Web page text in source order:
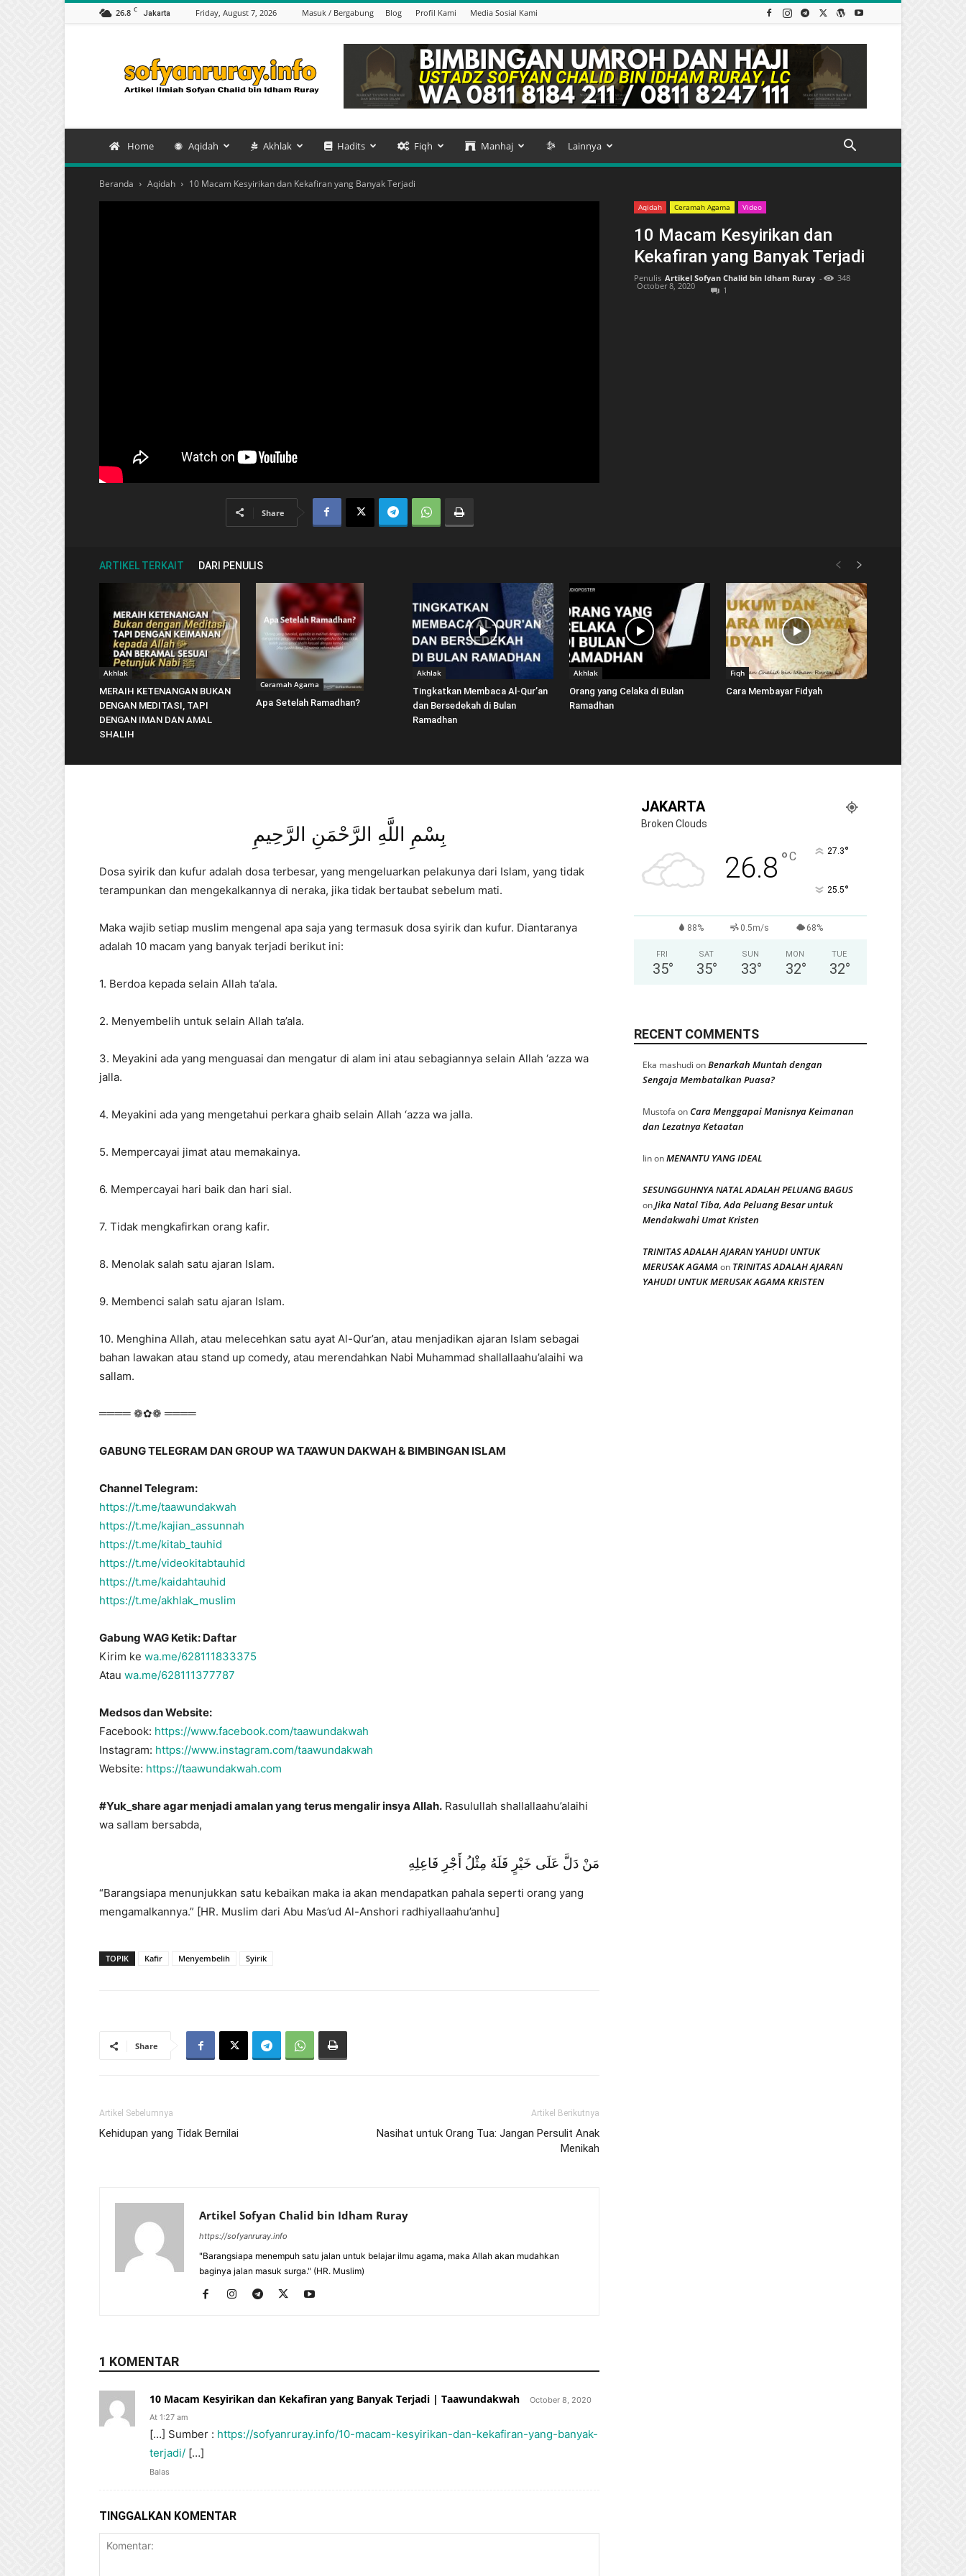
26.8 C Jakarta Friday, August 7, 2026 Masuk / Bergabung Blog Profil Kami Media Sosial Kami
Sofyan
Chalid
bin
Ruray
Home Aqidah Akhlak Hadits Fiqh Manhaj Lainnya
Beranda Aqidah 10 Macam Kesyirikan dan Kekafiran yang Banyak Terjadi
Aqidah Ceramah Agama Video
10 Macam Kesyirikan dan
Kekafiran yang Banyak Terjadi
Penulis Artikel Sofyan Chalid bin Idham Ruray -
October 8, 2020
348
1
Share
ARTIKEL TERKAIT DARI PENULIS
Akhlak
MERAIH KETENANGAN BUKAN
DENGAN MEDITASI, TAPI
DENGAN IMAN DAN AMAL
SHALIH
Ceramah Agama
Apa Setelah Ramadhan?
Akhlak
Tingkatkan Membaca Al-Qur’an
dan Bersedekah di Bulan
Ramadhan
Akhlak
Orang yang Celaka di Bulan
Ramadhan
Fiqh
Cara Membayar Fidyah
بِسْمِ اللَّهِ الرَّحْمَنِ الرَّحِيمِ
Dosa syirik dan kufur adalah dosa terbesar, yang mengeluarkan pelakunya dari Islam, yang tidak
terampunkan dan mengekalkannya di neraka, jika tidak bertaubat sebelum mati.
Maka wajib setiap muslim mengenal apa saja yang termasuk dosa syirik dan kufur. Diantaranya
adalah 10 macam yang banyak terjadi berikut ini:
1. Berdoa kepada selain Allah ta’ala.
2. Menyembelih untuk selain Allah ta’ala.
3. Meyakini ada yang menguasai dan mengatur di alam ini atau sebagiannya selain Allah ‘azza wa
jalla.
4. Meyakini ada yang mengetahui perkara ghaib selain Allah ‘azza wa jalla.
5. Mempercayai jimat atau memakainya.
6. Mempercayai hari baik dan hari sial.
7. Tidak mengkafirkan orang kafir.
8. Menolak salah satu ajaran Islam.
9. Membenci salah satu ajaran Islam.
10. Menghina Allah, atau melecehkan satu ayat Al-Qur’an, atau menjadikan ajaran Islam sebagai
bahan lawakan atau stand up comedy, atau merendahkan Nabi Muhammad shallallaahu’alaihi wa
sallam.
════ ❁✿❁ ════
GABUNG TELEGRAM DAN GROUP WA TA’AWUN DAKWAH & BIMBINGAN ISLAM
Channel Telegram:
https://t.me/taawundakwah
https://t.me/kajian_assunnah
https://t.me/kitab_tauhid
https://t.me/videokitabtauhid
https://t.me/kaidahtauhid
https://t.me/akhlak_muslim
Gabung WAG Ketik: Daftar
Kirim ke wa.me/628111833375
Atau wa.me/628111377787
Medsos dan Website:
Facebook: https://www.facebook.com/taawundakwah
Instagram: https://www.instagram.com/taawundakwah
Website: https://taawundakwah.com
#Yuk_share agar menjadi amalan yang terus mengalir insya Allah. Rasulullah shallallaahu’alaihi
wa sallam bersabda,
مَنْ دَلَّ عَلَى خَيْرٍ فَلَهُ مِثْلُ أَجْرِ فَاعِلِهِ
“Barangsiapa menunjukkan satu kebaikan maka ia akan mendapatkan pahala seperti orang yang
mengamalkannya.” [HR. Muslim dari Abu Mas’ud Al-Anshori radhiyallaahu’anhu]
TOPIK Kafir Menyembelih Syirik
Share
Artikel Sebelumnya
Kehidupan yang Tidak Bernilai
Artikel Berikutnya
Nasihat untuk Orang Tua: Jangan Persulit Anak
Menikah
Artikel Sofyan Chalid bin Idham Ruray
https://sofyanruray.info
"Barangsiapa menempuh satu jalan untuk belajar ilmu agama, maka Allah akan mudahkan
baginya jalan masuk surga." (HR. Muslim)
1 KOMENTAR
10 Macam Kesyirikan dan Kekafiran yang Banyak Terjadi | Taawundakwah
October 8, 2020
At 1:27 am
[…] Sumber : https://sofyanruray.info/10-macam-kesyirikan-dan-kekafiran-yang-banyak-
terjadi/ […]
Balas
TINGGALKAN KOMENTAR
JAKARTA
Broken Clouds
26.8 °C 27.3°
25.5°
88% 0.5m/s 68%
FRI
35°
SAT
35°
SUN
33°
MON
32°
TUE
32°
RECENT COMMENTS
Eka mashudi onBenarkah Muntah dengan
Sengaja Membatalkan Puasa?
Mustofa onCara Menggapai Manisnya Keimanan
dan Lezatnya Ketaatan
IinonMENANTU YANG IDEAL
SESUNGGUHNYA NATAL ADALAH PELUANG BAGUS
onJika Natal Tiba, Ada Peluang Besar untuk
Mendakwahi Umat Kristen
TRINITAS ADALAH AJARAN YAHUDI UNTUK
MERUSAK AGAMA on TRINITAS ADALAH AJARAN
YAHUDI UNTUK MERUSAK AGAMA KRISTEN